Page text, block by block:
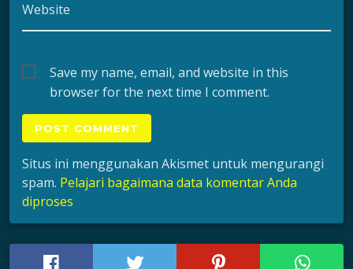
Website
Save my name, email, and website in this
browser for the next time I comment.
Situs ini menggunakan Akismet untuk mengurangi
spam. Pelajari bagaimana data komentar Anda
diproses